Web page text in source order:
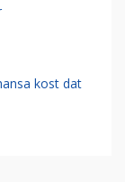
kost dat